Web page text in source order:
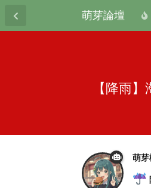
萌芽論壇
【降雨
萌芽